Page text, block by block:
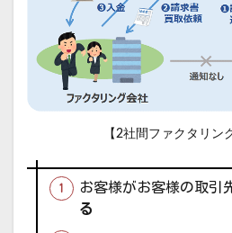
【2社間ファクタリン
お客様がお客様の取引
る